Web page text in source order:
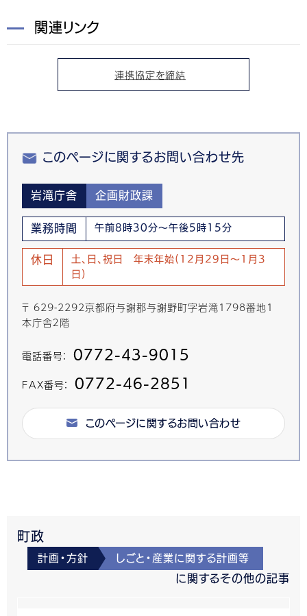
関連リンク
連携協定を締結
このページに関するお問い合わせ先
岩滝庁舎 企画財政課
業務時間 午前8時30分～午後5時15分
休日
土、日、祝日 年末年始(12月29日～1月3
日)
〒 629-2292京都府与謝郡与謝野町字岩滝1798番地1
本庁舎２階
電話番号： 0772-43-9015
FAX番号： 0772-46-2851
このページに関するお問い合わせ
町政
計画・方針 しごと・産業に関する計画等
に関するその他の記事